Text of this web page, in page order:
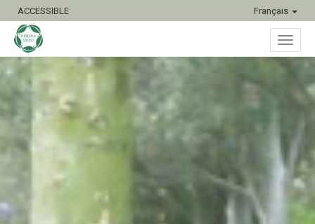
ACCESSIBLE Français